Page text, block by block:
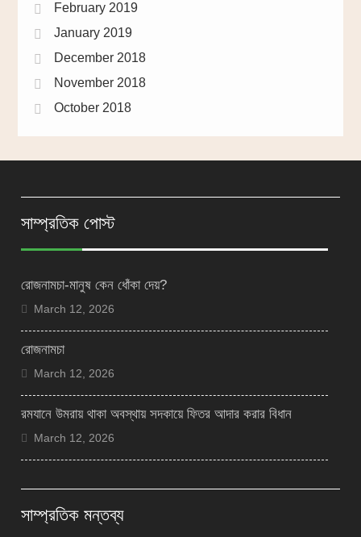
February 2019
January 2019
December 2018
November 2018
October 2018
সাম্প্রতিক পোস্ট
রোজনামচা-মানুষ কেন ধোঁকা দেয়?
March 12, 2026
রোজনামচা
March 12, 2026
রমযানে উমরায় থাকা অবস্থায় সদকায়ে ফিতর আদার করার বিধান
March 12, 2026
সাম্প্রতিক মন্তব্য